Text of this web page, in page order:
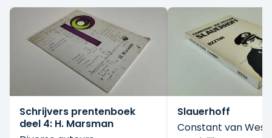
Schrijvers prentenboek
deel 4: H. Marsman
Slauerhoff
Constant van